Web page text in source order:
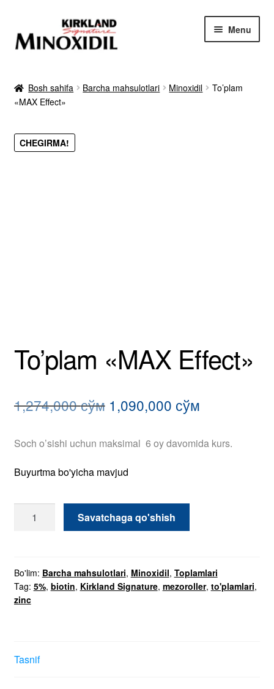
to
navigation
to
content
Menu
Mahsulot
Sharhlar
Bosh sahifa Barcha mahsulotlari Minoxidil
To’plam
«MAX Effect»
CHEGIRMA!
To’plam «MAX Effect»
1,274,000сўм Original
was:
1,274,000 сўм.
1,090,000 сўмCurrent
is:
Soch o’sishi uchun maksimal 6 oy davomida kurs.
Buyurtma bo'yicha mavjud
"MAX
Savatchaga qo'shish
Bo'lim: Barcha mahsulotlari, Minoxidil, Toplamlari
Tag: 5%, biotin, Kirkland Signature, mezoroller, to'plamlari,
zinc
Tasnif